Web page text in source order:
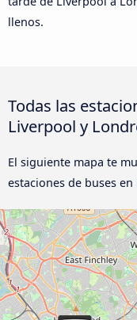
llenos.
Todas las
Liverpool y
El siguiente mapa te
estaciones de buses